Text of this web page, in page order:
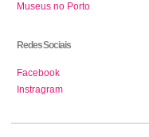
Museus no Porto
Redes Sociais
Facebook
Instragram